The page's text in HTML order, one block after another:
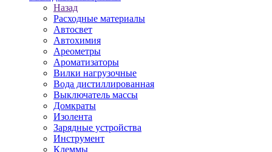
Назад
Расходные материалы
Автосвет
Автохимия
Ареометры
Ароматизаторы
Вилки нагрузочные
Вода дистиллированная
Выключатель массы
Домкраты
Изолента
Зарядные устройства
Инструмент
Клеммы